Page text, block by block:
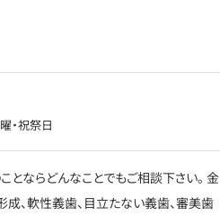
・祝祭日
とならどんなことでもご相談下さい。 金
成、軟性義歯、目立たない義歯、審美歯